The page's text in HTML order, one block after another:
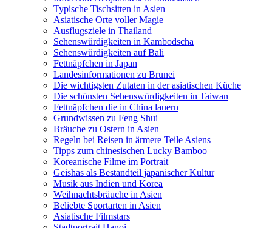
Typische Tischsitten in Asien
Asiatische Orte voller Magie
Ausflugsziele in Thailand
Sehenswürdigkeiten in Kambodscha
Sehenswürdigkeiten auf Bali
Fettnäpfchen in Japan
Landesinformationen zu Brunei
Die wichtigsten Zutaten in der asiatischen Küche
Die schönsten Sehenswürdigkeiten in Taiwan
Fettnäpfchen die in China lauern
Grundwissen zu Feng Shui
Bräuche zu Ostern in Asien
Regeln bei Reisen in ärmere Teile Asiens
Tipps zum chinesischen Lucky Bamboo
Koreanische Filme im Portrait
Geishas als Bestandteil japanischer Kultur
Musik aus Indien und Korea
Weihnachtsbräuche in Asien
Beliebte Sportarten in Asien
Asiatische Filmstars